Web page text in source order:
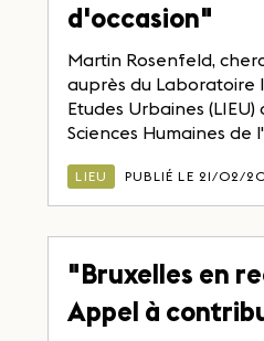
d'occasion"
Martin Rosenfeld,
auprès du Laboratoire
Etudes Urbaines
Sciences Humaines de
LIEU PUBLIÉ LE 21/02/
"Bruxelles en
Appel à